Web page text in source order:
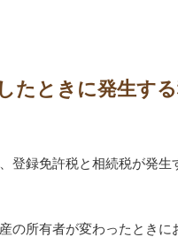
たときに発生す
登録免許税と相続税が発生
の所有者が変わったときに